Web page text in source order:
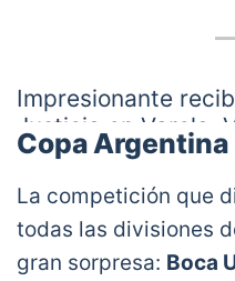
(@ClubDefensayJus)
Impresionante
Justicia en Varela.
pic.twitter.com/
— VarskySports
2021
Copa Argentina
La competición que
todas las divisiones
gran sorpresa: Boca